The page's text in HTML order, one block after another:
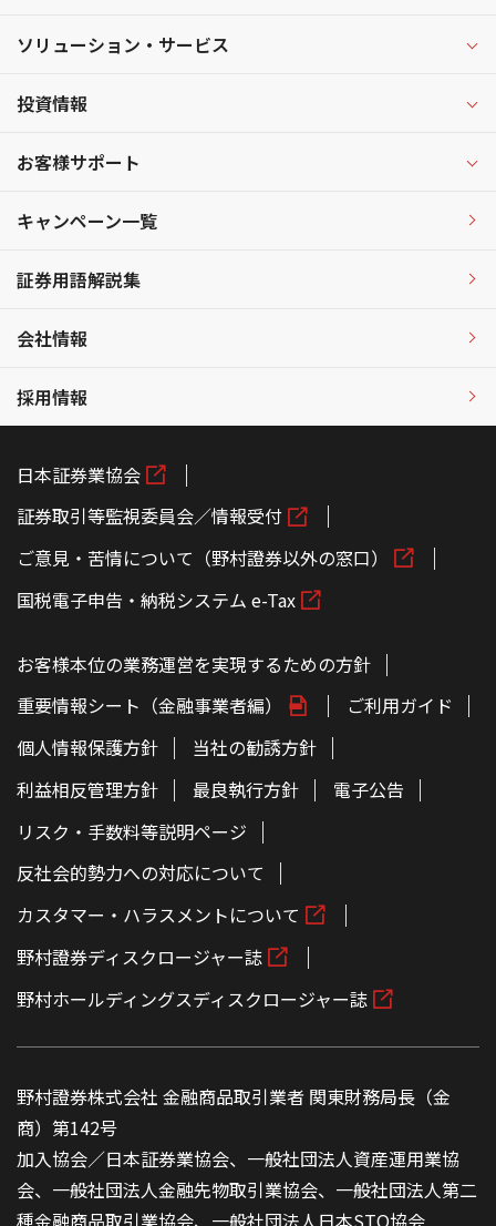
ソリューション・サービス
投資情報
お客様サポート
キャンペーン一覧
証券用語解説集
会社情報
採用情報
日本証券業協会
証券取引等監視委員会／情報受付
ご意見・苦情について（野村證券以外の窓口）
国税電子申告・納税システム e-Tax
お客様本位の業務運営を実現するための方針
重要情報シート（金融事業者編）
ご利用ガイド
個人情報保護方針
当社の勧誘方針
利益相反管理方針
最良執行方針
電子公告
リスク・手数料等説明ページ
反社会的勢力への対応について
カスタマー・ハラスメントについて
野村證券ディスクロージャー誌
野村ホールディングスディスクロージャー誌
野村證券株式会社 金融商品取引業者 関東財務局長（金
商）第142号
加入協会／日本証券業協会、一般社団法人資産運用業協
会、一般社団法人金融先物取引業協会、一般社団法人第二